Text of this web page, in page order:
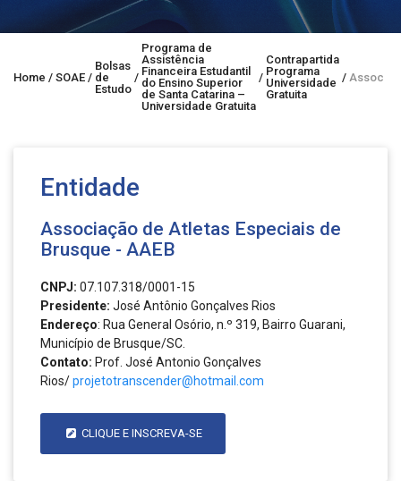
Home / SOAE /
Bolsas
de
Estudo
/
Programa de
Assistência
Financeira Estudantil
do Ensino Superior
de Santa Catarina –
Universidade Gratuita
/
Contrapartida
Programa
Universidade
Gratuita
/
Entidade
Associação de Atletas Especiais de
Brusque - AAEB
CNPJ: 07.107.318/0001-15
Presidente: José Antônio Gonçalves Rios
Endereço: Rua General Osório, n.º 319, Bairro Guarani,
Município de Brusque/SC.
Contato: Prof. José Antonio Gonçalves
Rios/projetotranscender@hotmail.com
CLIQUE E INSCREVA-SE